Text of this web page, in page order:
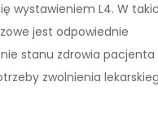
wystawieniem L4. W
jest odpowiednie
stanu zdrowia pacjenta
zwolnienia